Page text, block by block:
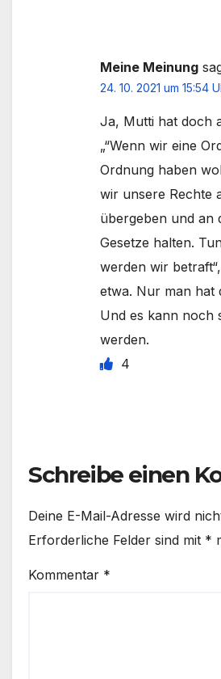
Meine Meinung
24. 10. 2021 um 15:54
Ja, Mutti hat doch
„“Wenn wir eine
Ordnung haben
wir unsere Rechte
übergeben und an
Gesetze halten.
werden wir
etwa. Nur man hat
Und es kann noch
werden.
4
Schreibe einen
Deine E-Mail-Adresse wird
Erforderliche Felder sind mit *
Kommentar *